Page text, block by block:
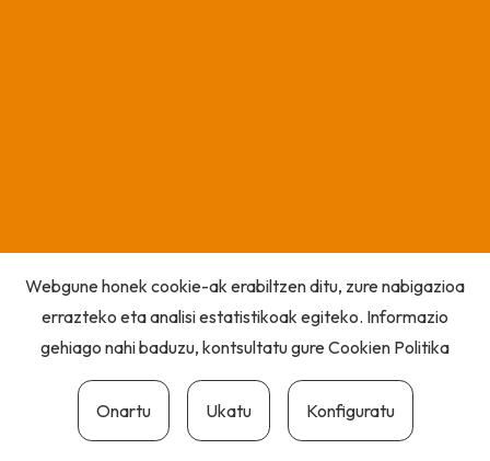
Webgune honek cookie-ak erabiltzen ditu, zure nabigazioa
errazteko eta analisi estatistikoak egiteko. Informazio
gehiago nahi baduzu, kontsultatu gureCookien Politika
Onartu Ukatu Konfiguratu